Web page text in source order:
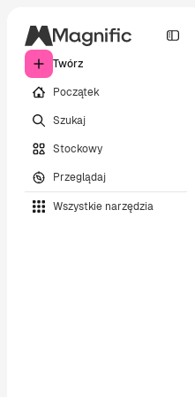
Twórz
Początek
Szukaj
Stockowy
Przeglądaj
Wszystkie narzędzia